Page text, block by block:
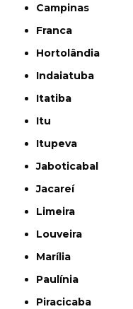
Campinas
Franca
Hortolândia
Indaiatuba
Itatiba
Itu
Itupeva
Jaboticabal
Jacareí
Limeira
Louveira
Marília
Paulínia
Piracicaba